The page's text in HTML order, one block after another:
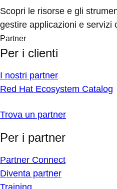
Scopri le risorse e gli
gestire applicazioni e servizi
Partner
Per i clienti
I nostri partner
Red Hat Ecosystem Catalog
Trova un partner
Per i partner
Partner Connect
Diventa partner
Training